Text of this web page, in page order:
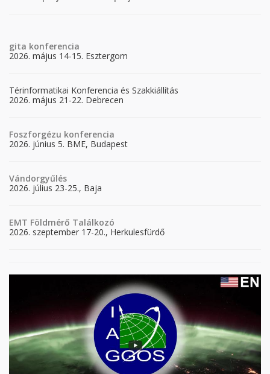
gita konferencia
2026. május 14-15. Esztergom
Térinformatikai Konferencia és Szakkiállítás
2026. május 21-22. Debrecen
Foszforgézu konferencia
2026. június 5. BME, Budapest
Vándorgyűlés
2026. július 23-25., Baja
EMT Földmérő Találkozó
2026. szeptember 17-20., Herkulesfürdő